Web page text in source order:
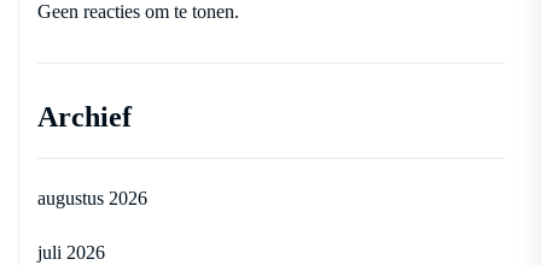
Geen reacties om te tonen.
Archief
augustus 2026
juli 2026